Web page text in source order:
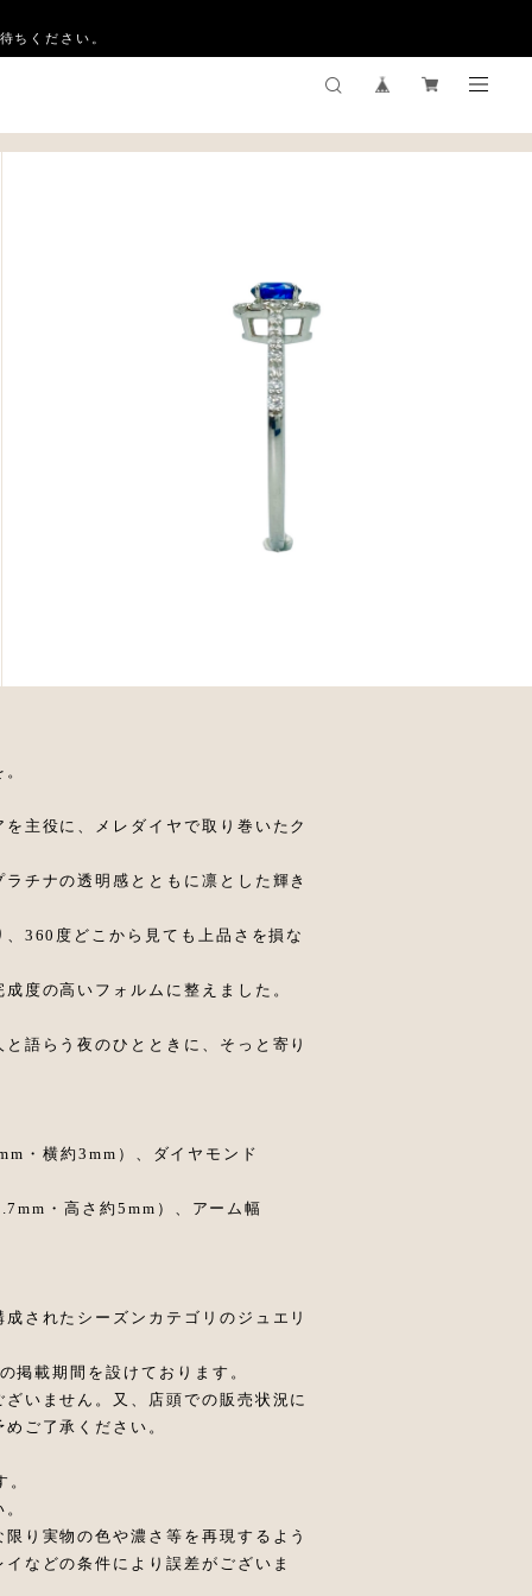
ちください。
主役に、メレダイヤで取り巻いたク
チナの透明感とともに凛とした輝き
360度どこから見ても上品さを損な
度の高いフォルムに整えました。
語らう夜のひとときに、そっと寄り
・横約3mm）、ダイヤモンド
・高さ約5mm）、アーム幅
されたシーズンカテゴリのジュエリ
掲載期間を設けております。
いません。又、店頭での販売状況に
ご了承ください。
り実物の色や濃さ等を再現するよう
などの条件により誤差がございま